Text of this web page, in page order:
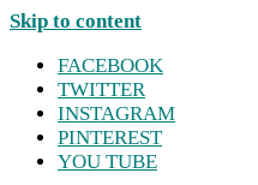
Skip to content
FACEBOOK
TWITTER
INSTAGRAM
PINTEREST
YOU TUBE